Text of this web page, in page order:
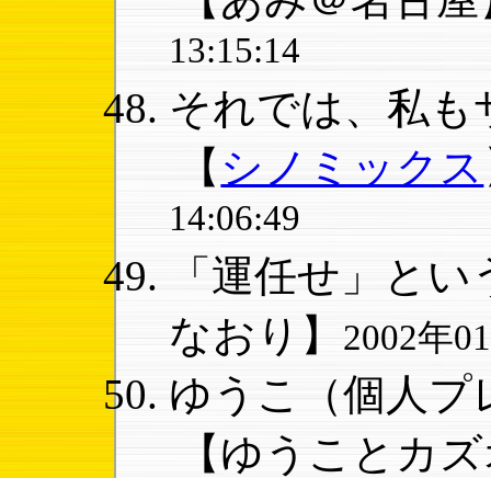
13:15:14
それでは、私も
【 シノミックス
14:06:49
「運任せ」と
なおり】
2002年
ゆうこ（個人プ
【ゆうことカ